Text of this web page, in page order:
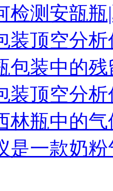
检测安瓿
装顶空分
包装中的
装顶空分
林瓶中的
是一款奶